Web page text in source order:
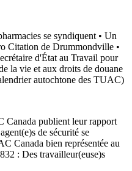
se syndiquent • Un
Citation de Drummondville •
d'État au Travail pour
la vie et aux droits de douane
autochtone des TUAC)
Canada publient leur rapport
de sécurité se
Canada bien représentée au
: Des travailleur(euse)s